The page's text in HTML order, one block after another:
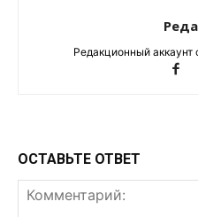
Редакционный аккаунт
ОСТАВЬТЕ ОТВЕТ